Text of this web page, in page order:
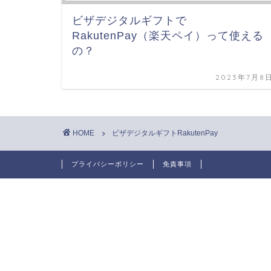
ビザデジタルギフトで
RakutenPay（楽天ペイ）って使える
の？
2023年7月8
HOME ビザデジタルギフトRakutenPay
プライバシーポリシー 免責事項